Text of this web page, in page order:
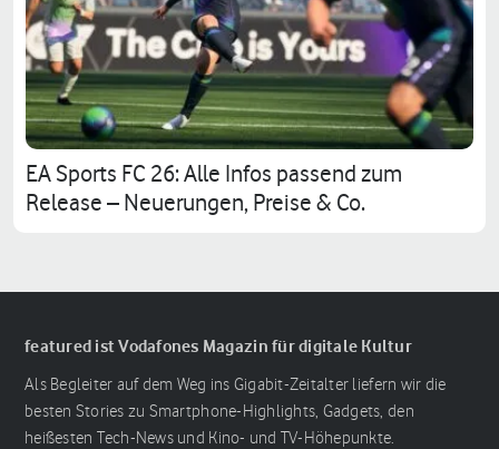
EA Sports FC 26: Alle Infos passend zum
Release – Neuerungen, Preise & Co.
featured ist Vodafones Magazin für digitale Kultur
Als Begleiter auf dem Weg ins Gigabit-Zeitalter liefern wir die
besten Stories zu Smartphone-Highlights, Gadgets, den
heißesten Tech-News und Kino- und TV-Höhepunkte.